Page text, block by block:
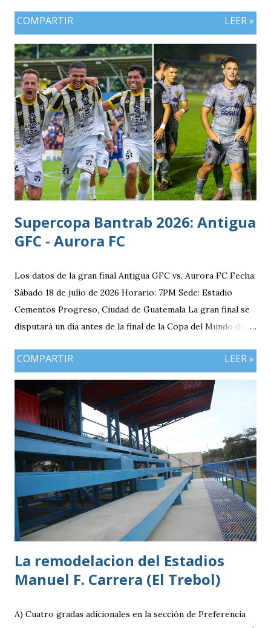
COMPARTIR LEER »
Supercopa Bantrab 2026: Antigua
GFC - Aurora FC
Los datos de la gran final Antigua GFC vs. Aurora FC Fecha:
Sábado 18 de julio de 2026 Horario: 7PM Sede: Estadio
Cementos Progreso, Ciudad de Guatemala La gran final se
disputará un día antes de la final de la Copa del Mundo de la
especialmente futbolera para los aficionados
guatemaltecos. Antigua GFC llega al partido como el
equipo más regular del torneo tras g
COMPARTIR LEER »
La remodelacion del Estadios
Manuel F. Carrera (El Trebol)
A) Cuatro gradas adicionales en la sección de Preferencia